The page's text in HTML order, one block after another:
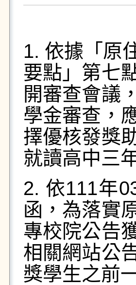
1. 依據「原
要點」第七
開審查會議
學金審查，
擇優核發獎
就讀高中三
2. 依111年
函，為落實
專校院公告
相關網站公
獎學生之前